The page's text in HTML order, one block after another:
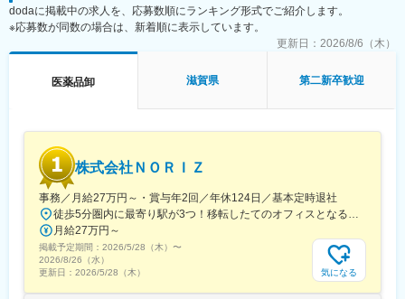
dodaに掲載中の求人を、応募数順にランキング形式でご紹介します。
※応募数が同数の場合は、新着順に表示しています。
更新日： 2026/8/6（木）
医薬品卸 滋賀県 第二新卒歓迎
株式会社ＮＯＲＩＺ
事務／月給27万円～・賞与年2回／年休124日／基本定時退社
徒歩5分圏内に最寄り駅が3つ！移転したてのオフィスとなるため、新しくキレイなオフィスで働けます！★転勤なし東京都中央区銀座6-13-16 ヒューリック銀座ウォールビル3階新富町から徒歩3分※受動喫煙対策：屋内禁煙
月給27万円～
掲載予定期間： 2026/5/28（木） 〜
2026/8/26（水）
更新日： 2026/5/28（木） 気になる